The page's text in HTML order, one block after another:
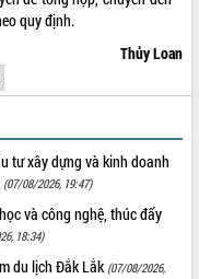
quy định.
Thủy Loan
tư xây dựng và kinh doanh
(07/08/2026, 19:47)
và công nghệ, thúc đẩy
18:34)
du lịch Đắk Lắk (07/08/2026,